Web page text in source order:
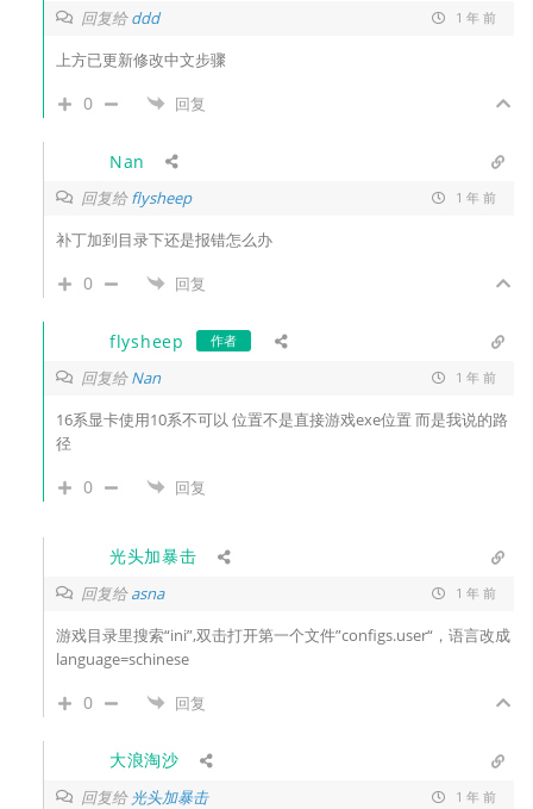
回复给ddd 1 年 前
上方已更新修改中文步骤
0 回复
Nan
回复给flysheep 1 年 前
补丁加到目录下还是报错怎么办
0 回复
flysheep 作者
回复给Nan 1 年 前
16系显卡使用10系不可以 位置不是直接游戏exe位置 而是我说的路
径
0 回复
光头加暴击
回复给asna 1 年 前
游戏目录里搜索“ini”,双击打开第一个文件”configs.user“，语言改成
language=schinese
0 回复
大浪淘沙
回复给光头加暴击 1 年 前